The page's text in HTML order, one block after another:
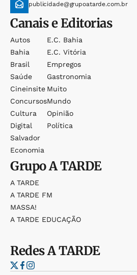
publicidade@grupoatarde.com.br
Canais e Editorias
Autos
Bahia
Brasil
Saúde
Cineinsite
Concursos
Cultura
Digital
Salvador
Economia
E.c. Bahia
E.c. Vitória
Empregos
Gastronomia
Muito
Mundo
Opinião
Política
GrupoA TARDE
A TARDE
A TARDE FM
MASSA!
A TARDE EDUCAÇÃO
RedesA TARDE